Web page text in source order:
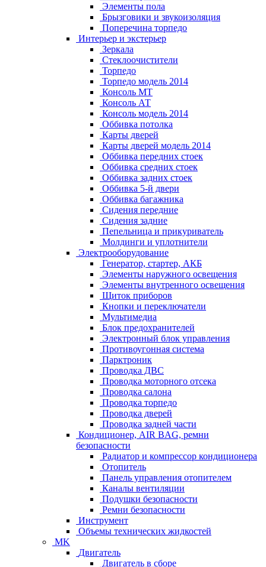
Элементы пола
Брызговики и звукоизоляция
Поперечина торпедо
Интерьер и экстерьер
Зеркала
Стеклоочистители
Торпедо
Торпедо модель 2014
Консоль МТ
Консоль АТ
Консоль модель 2014
Оббивка потолка
Карты дверей
Карты дверей модель 2014
Оббивка передних стоек
Оббивка средних стоек
Оббивка задних стоек
Оббивка 5-й двери
Оббивка багажника
Сидения передние
Сидения задние
Пепельница и прикуриватель
Молдинги и уплотнители
Электрооборудование
Генератор, стартер, АКБ
Элементы наружного освещения
Элементы внутренного освещения
Щиток приборов
Кнопки и переключатели
Мультимедиа
Блок предохранителей
Электронный блок управления
Противоугонная система
Парктроник
Проводка ДВС
Проводка моторного отсека
Проводка салона
Проводка торпедо
Проводка дверей
Проводка задней части
Кондиционер, AIR BAG, ремни
безопасности
Радиатор и компрессор кондиционера
Отопитель
Панель управления отопителем
Каналы вентиляции
Подушки безопасности
Ремни безопасности
Инструмент
Объемы технических жидкостей
MK
Двигатель
Двигатель в сборе